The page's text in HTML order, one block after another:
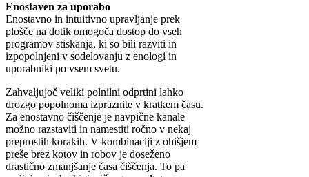
Enostaven za uporabo
Enostavno in intuitivno upravljanje prek
plošče na dotik omogoča dostop do vseh
programov stiskanja, ki so bili razviti in
izpopolnjeni v sodelovanju z enologi in
uporabniki po vsem svetu.
Zahvaljujoč veliki polnilni odprtini lahko
drozgo popolnoma izpraznite v kratkem času.
Za enostavno čiščenje je navpične kanale
možno razstaviti in namestiti ročno v nekaj
preprostih korakih. V kombinaciji z ohišjem
preše brez kotov in robov je doseženo
drastično zmanjšanje časa čiščenja. To pa